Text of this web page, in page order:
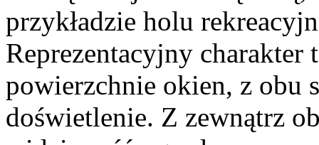
przykładzie holu
Reprezentacyjny charakter
powierzchnie okien, z obu
doświetlenie. Z zewnątrz